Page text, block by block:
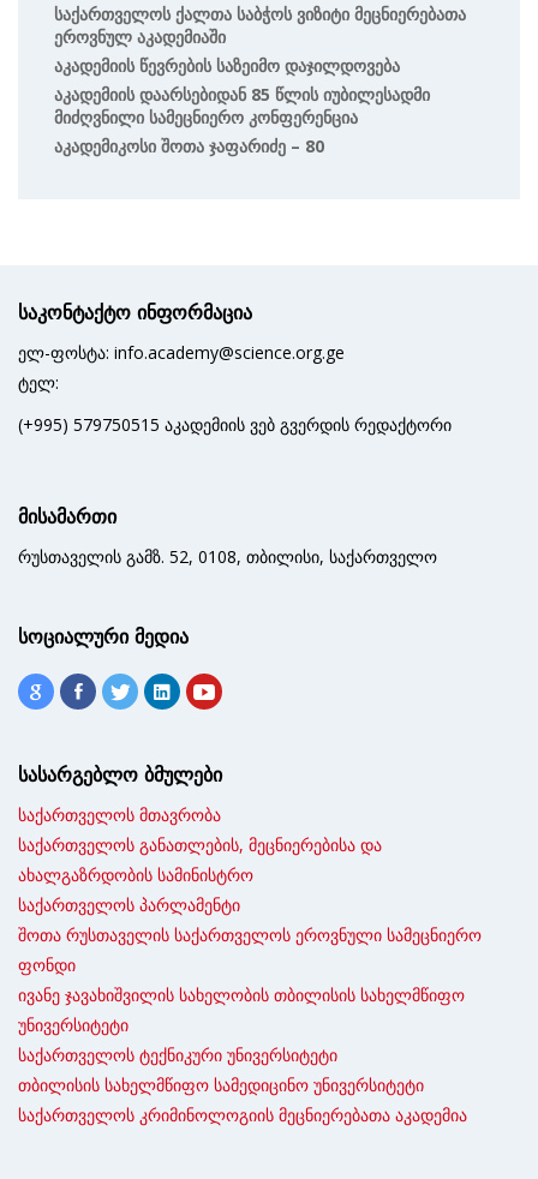
Საქართველოს Ქალთა Საბჭოს Ვიზიტი Მეცნიერებათა
Ეროვნულ Აკადემიაში
Აკადემიის Წევრების Საზეიმო Დაჯილდოვება
Აკადემიის Დაარსებიდან 85 Წლის Იუბილესადმი
Მიძღვნილი Სამეცნიერო Კონფერენცია
Აკადემიკოსი Შოთა Ჯაფარიძე – 80
საკონტაქტო ინფორმაცია
ელ-ფოსტა: info.academy@science.org.ge
ტელ:
(+995) 579750515 აკადემიის ვებ გვერდის რედაქტორი
მისამართი
რუსთაველის გამზ. 52, 0108, თბილისი, საქართველო
სოციალური მედია
სასარგებლო ბმულები
საქართველოს მთავრობა
საქართველოს განათლების, მეცნიერებისა და
ახალგაზრდობის სამინისტრო
საქართველოს პარლამენტი
შოთა რუსთაველის საქართველოს ეროვნული სამეცნიერო
ფონდი
ივანე ჯავახიშვილის სახელობის თბილისის სახელმწიფო
უნივერსიტეტი
საქართველოს ტექნიკური უნივერსიტეტი
თბილისის სახელმწიფო სამედიცინო უნივერსიტეტი
საქართველოს კრიმინოლოგიის მეცნიერებათა აკადემია